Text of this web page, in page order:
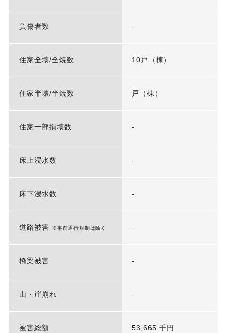
負傷者数 -
住家全壊/全焼数 10戸（棟）
住家半壊/半焼数 戸（棟）
住家一部損壊数 -
床上浸水数 -
床下浸水数 -
道路被害 ※事前通行規制は除く -
橋梁被害 -
山・崖崩れ -
被害総額 53,665 千円